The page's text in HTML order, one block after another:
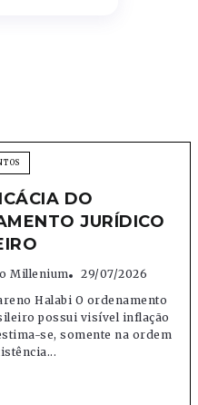
DO
JURÍDICO
Millenium
29/07/2026
Halabi O ordenamento
possui visível inflação
se, somente na ordem